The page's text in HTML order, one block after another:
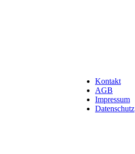
Kontakt
AGB
Impressum
Datenschutz